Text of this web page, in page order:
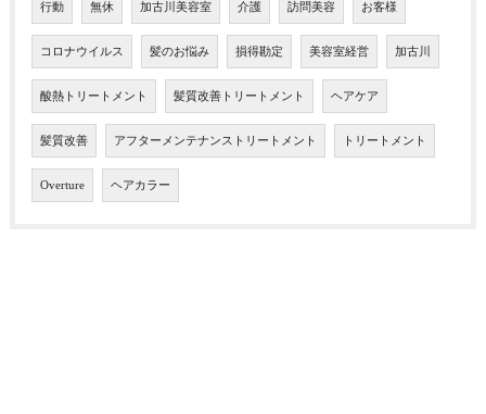
行動 無休 加古川美容室 介護 訪問美容 お客様
コロナウイルス 髪のお悩み 損得勘定 美容室経営 加古川
酸熱トリートメント 髪質改善トリートメント ヘアケア
髪質改善 アフターメンテナンストリートメント トリートメント
Overture ヘアカラー